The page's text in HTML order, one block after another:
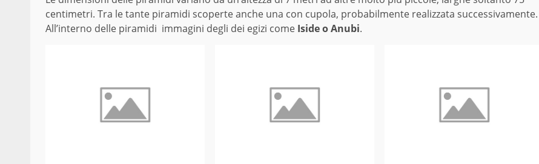
centimetri. Tra le tante piramidi scoperte anche una con cupola, probabilmente realizzata successivamente.
All’interno delle piramidi immagini degli dei egizi come Iside o Anubi.